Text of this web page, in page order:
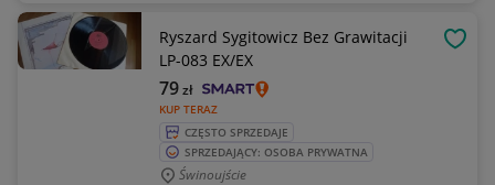
Ryszard Sygitowicz Bez Grawitacji
LP-083 EX/EX
KUP TERAZ
79zł
CZĘSTO SPRZEDAJE
SPRZEDAJĄCY: OSOBA PRYWATNA
Świnoujście